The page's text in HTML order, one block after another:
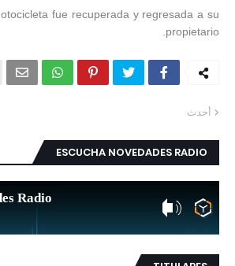
fue recuperada y regresada a su
propietario.
أحدث
ESCUCHA NOVEDADES RADIO
Radio